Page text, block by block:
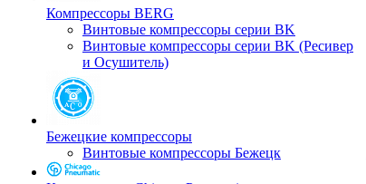
Компрессоры BERG
Винтовые компрессоры серии BK
Винтовые компрессоры серии BK (Ресивер
и Осушитель)
Бежецкие компрессоры
Винтовые компрессоры Бежецк